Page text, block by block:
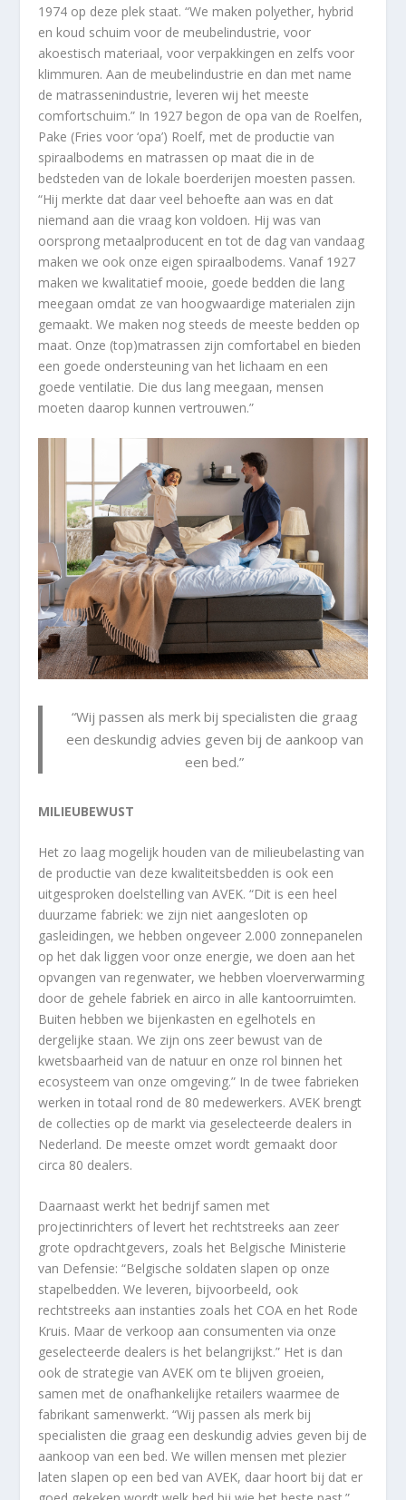
1974 op deze plek staat. “We maken polyether, hybrid
en koud schuim voor de meubelindustrie, voor
akoestisch materiaal, voor verpakkingen en zelfs voor
klimmuren. Aan de meubelindustrie en dan met name
de matrassenindustrie, leveren wij het meeste
comfortschuim.” In 1927 begon de opa van de Roelfen,
Pake (Fries voor ‘opa’) Roelf, met de productie van
spiraalbodems en matrassen op maat die in de
bedsteden van de lokale boerderijen moesten passen.
“Hij merkte dat daar veel behoefte aan was en dat
niemand aan die vraag kon voldoen. Hij was van
oorsprong metaalproducent en tot de dag van vandaag
maken we ook onze eigen spiraalbodems. Vanaf 1927
maken we kwalitatief mooie, goede bedden die lang
meegaan omdat ze van hoogwaardige materialen zijn
gemaakt. We maken nog steeds de meeste bedden op
maat. Onze (top)matrassen zijn comfortabel en bieden
een goede ondersteuning van het lichaam en een
goede ventilatie. Die dus lang meegaan, mensen
moeten daarop kunnen vertrouwen.”
“Wij passen als merk bij specialisten die graag
een deskundig advies geven bij de aankoop van
een bed.”
MILIEUBEWUST
Het zo laag mogelijk houden van de milieubelasting van
de productie van deze kwaliteitsbedden is ook een
uitgesproken doelstelling van AVEK. “Dit is een heel
duurzame fabriek: we zijn niet aangesloten op
gasleidingen, we hebben ongeveer 2.000 zonnepanelen
op het dak liggen voor onze energie, we doen aan het
opvangen van regenwater, we hebben vloerverwarming
door de gehele fabriek en airco in alle kantoorruimten.
Buiten hebben we bijenkasten en egelhotels en
dergelijke staan. We zijn ons zeer bewust van de
kwetsbaarheid van de natuur en onze rol binnen het
ecosysteem van onze omgeving.” In de twee fabrieken
werken in totaal rond de 80 medewerkers. AVEK brengt
de collecties op de markt via geselecteerde dealers in
Nederland. De meeste omzet wordt gemaakt door
circa 80 dealers.
Daarnaast werkt het bedrijf samen met
projectinrichters of levert het rechtstreeks aan zeer
grote opdrachtgevers, zoals het Belgische Ministerie
van Defensie: “Belgische soldaten slapen op onze
stapelbedden. We leveren, bijvoorbeeld, ook
rechtstreeks aan instanties zoals het COA en het Rode
Kruis. Maar de verkoop aan consumenten via onze
geselecteerde dealers is het belangrijkst.” Het is dan
ook de strategie van AVEK om te blijven groeien,
samen met de onafhankelijke retailers waarmee de
fabrikant samenwerkt. “Wij passen als merk bij
specialisten die graag een deskundig advies geven bij de
aankoop van een bed. We willen mensen met plezier
laten slapen op een bed van AVEK, daar hoort bij dat er